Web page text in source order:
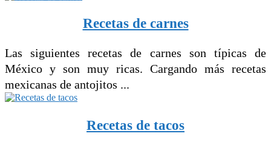
Recetas de carnes
Las siguientes recetas de carnes son típicas de
México y son muy ricas. Cargando más recetas
mexicanas de antojitos ...
Recetas de tacos